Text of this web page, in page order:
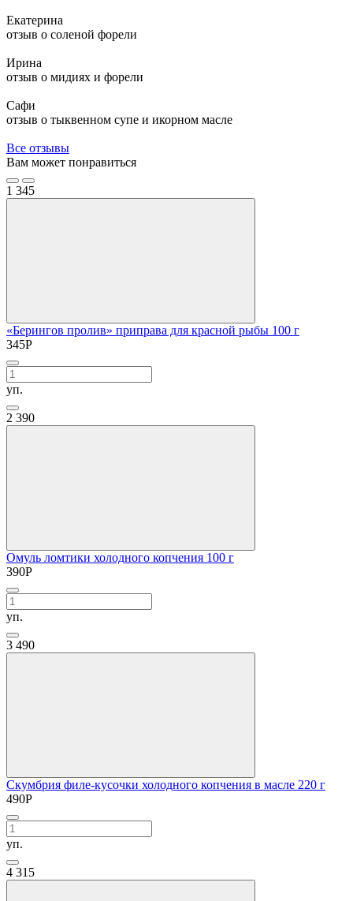
Екатерина
отзыв о соленой форели
Ирина
отзыв о мидиях и форели
Сафи
отзыв о тыквенном супе и икорном масле
Все отзывы
Вам может понравиться
1 345
«Берингов пролив» приправа для красной рыбы 100 г
345Р
уп.
2 390
Омуль ломтики холодного копчения 100 г
390Р
уп.
3 490
Скумбрия филе-кусочки холодного копчения в масле 220 г
490Р
уп.
4 315